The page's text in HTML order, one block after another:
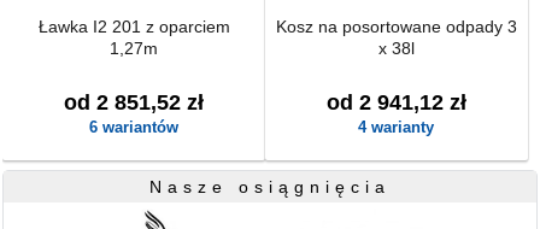
Ławka I2 201 z oparciem
1,27m
od 2 851,52 zł
6 wariantów
Kosz na posortowane odpady 3
x 38l
od 2 941,12 zł
4 warianty
Nasze osiągnięcia